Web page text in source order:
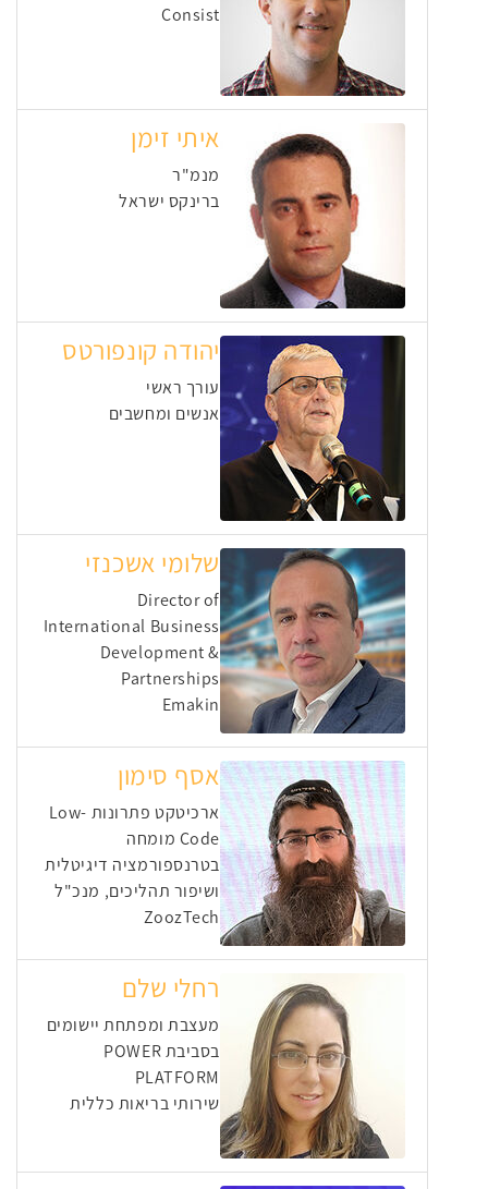
Consist
איתי זימן
מנמ"ר
ברינקס ישראל
יהודה קונפורטס
עורך ראשי
אנשים ומחשבים
שלומי אשכנזי
Director of
International Business
Development &
Partnerships
Emakin
אסף סימון
ארכיטקט פתרונות Low-
Code מומחה
בטרנספורמציה דיגיטלית
ושיפור תהליכים, מנכ"ל
ZoozTech
רחלי שלם
מעצבת ומפתחת יישומים
בסביבת POWER
PLATFORM
שירותי בריאות כללית